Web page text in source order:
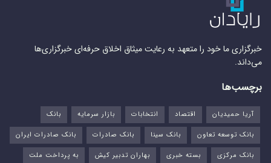
خبرگزاری ما خود را متعهد به رعایت میثاق اخلاق حرفه‌ای خبرگزاری‌ها
می‌داند.
برچسب‌ها
آریا حمیدیان اقتصاد انتخابات بازار سرمایه
بانک
بانک توسعه تعاون
بانک سینا بانک صادرات
بانک صادرات ایران
بانک مرکزی
بسته خبری بهاران تدبیر کیش
به پرداخت ملت